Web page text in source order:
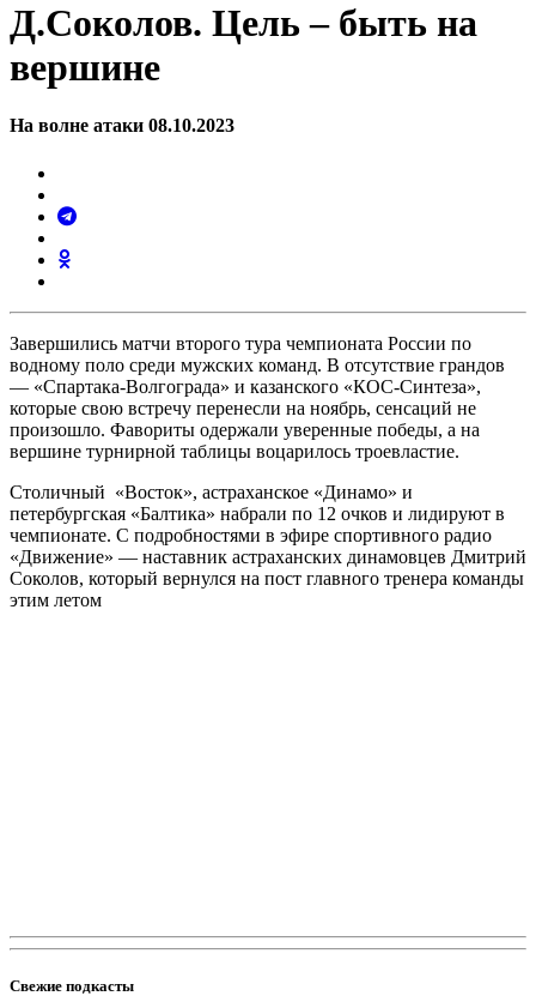
Д.Соколов. Цель – быть на
вершине
На волне атаки 08.10.2023
Завершились матчи второго тура чемпионата России по
водному поло среди мужских команд. В отсутствие грандов
— «Спартака-Волгограда» и казанского «КОС-Синтеза»,
которые свою встречу перенесли на ноябрь, сенсаций не
произошло. Фавориты одержали уверенные победы, а на
вершине турнирной таблицы воцарилось троевластие.
Столичный «Восток», астраханское «Динамо» и
петербургская «Балтика» набрали по 12 очков и лидируют в
чемпионате. С подробностями в эфире спортивного радио
«Движение» — наставник астраханских динамовцев Дмитрий
Соколов, который вернулся на пост главного тренера команды
этим летом
Свежие подкасты